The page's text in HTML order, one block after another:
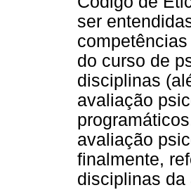
ser
do curso de
disciplinas
avaliação
avaliação
finalmente,
disciplinas da